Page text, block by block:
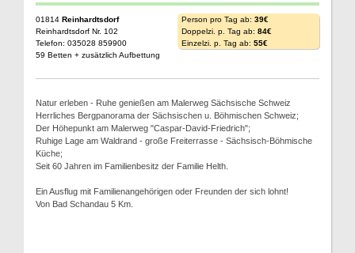
01814 Reinhardtsdorf
Reinhardtsdorf Nr. 102
Telefon: 035028 859900
59 Betten + zusätzlich Aufbettung
Person pro Tag ab: 39€
Doppelzi. p. Tag ab: 84€
Einzelzi. p. Tag ab: 55€
Natur erleben - Ruhe genießen am Malerweg Sächsische Schweiz
Herrliches Bergpanorama der Sächsischen u. Böhmischen Schweiz;
Der Höhepunkt am Malerweg "Caspar-David-Friedrich";
Ruhige Lage am Waldrand - große Freiterrasse - Sächsisch-Böhmische
Küche;
Seit 60 Jahren im Familienbesitz der Familie Helth.
Ein Ausflug mit Familienangehörigen oder Freunden der sich lohnt!
Von Bad Schandau 5 Km.